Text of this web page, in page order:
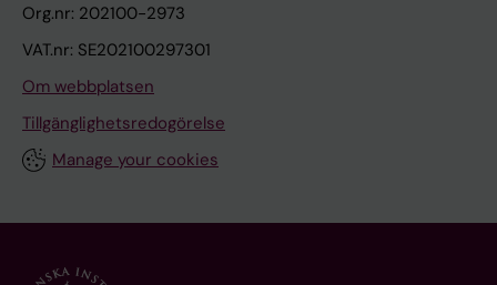
Org.nr: 202100-2973
VAT.nr: SE202100297301
Om webbplatsen
Tillgänglighetsredogörelse
Manage your cookies